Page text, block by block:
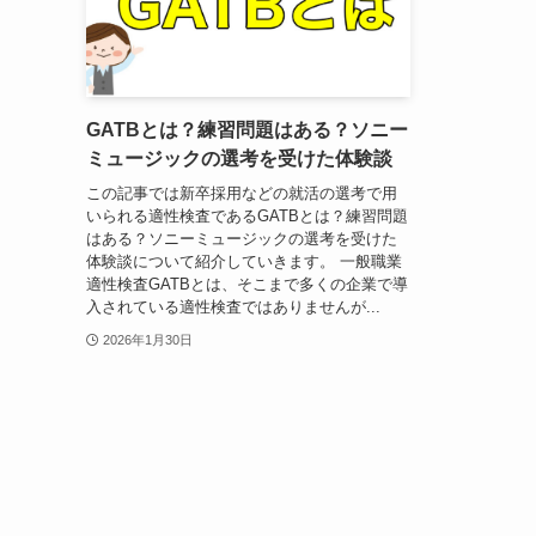
GATBとは？練習問題はある？ソニー
ミュージックの選考を受けた体験談
この記事では新卒採用などの就活の選考で用
いられる適性検査であるGATBとは？練習問題
はある？ソニーミュージックの選考を受けた
体験談について紹介していきます。 一般職業
適性検査GATBとは、そこまで多くの企業で導
入されている適性検査ではありませんが...
2026年1月30日